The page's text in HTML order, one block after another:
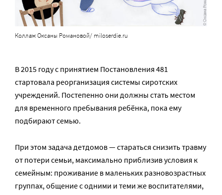
Коллаж Оксаны Романовой/ miloserdie.ru
В 2015 году с принятием Постановления 481
стартовала реорганизация системы сиротских
учреждений. Постепенно они должны стать местом
для временного пребывания ребёнка, пока ему
подбирают семью.
При этом задача детдомов — стараться снизить травму
от потери семьи, максимально приблизив условия к
семейным: проживание в маленьких разновозрастных
группах, общение с одними и теми же воспитателями,